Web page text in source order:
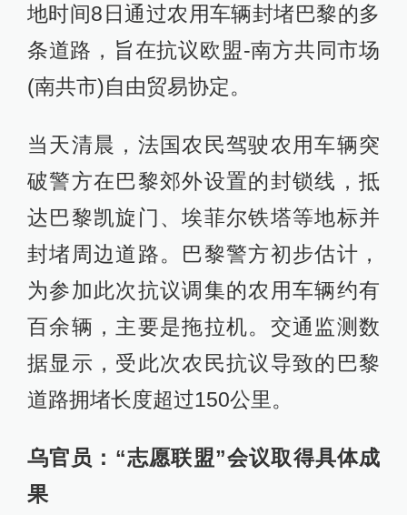
地时间8日通过农用车辆封堵巴黎的多
条道路，旨在抗议欧盟-南方共同市场
(南共市)自由贸易协定。
当天清晨，法国农民驾驶农用车辆突
破警方在巴黎郊外设置的封锁线，抵
达巴黎凯旋门、埃菲尔铁塔等地标并
封堵周边道路。巴黎警方初步估计，
为参加此次抗议调集的农用车辆约有
百余辆，主要是拖拉机。交通监测数
据显示，受此次农民抗议导致的巴黎
道路拥堵长度超过150公里。
乌官员：“志愿联盟”会议取得具体成
果